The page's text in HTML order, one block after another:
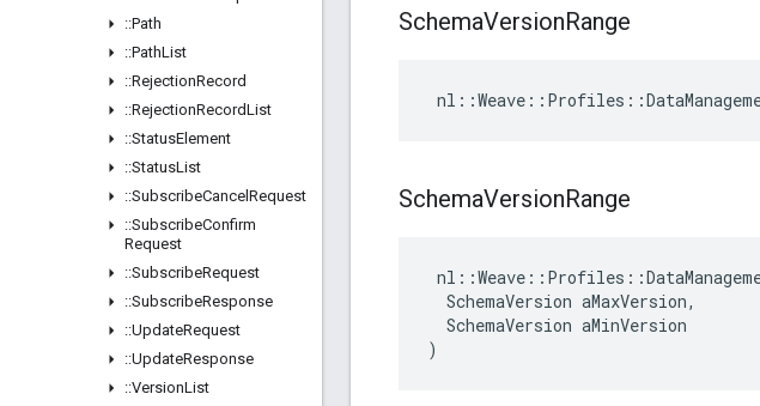
::Path
::PathList
::RejectionRecord
::RejectionRecordList
::StatusElement
::StatusList
::SubscribeCancel Request
::SubscribeConfirm
Request
::SubscribeRequest
::SubscribeResponse
::UpdateRequest
::UpdateResponse
::VersionList
SchemaVersionRange
SchemaVersionRange
  SchemaVersion aMaxVersion,
  SchemaVersion aMinVersion
)